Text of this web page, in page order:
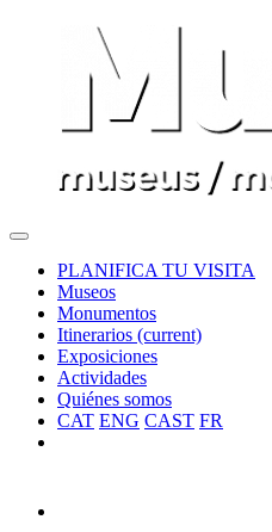
PLANIFICA TU VISITA
Museos
Monumentos
Itinerarios (current)
Exposiciones
Actividades
Quiénes somos
CAT ENG CAST FR